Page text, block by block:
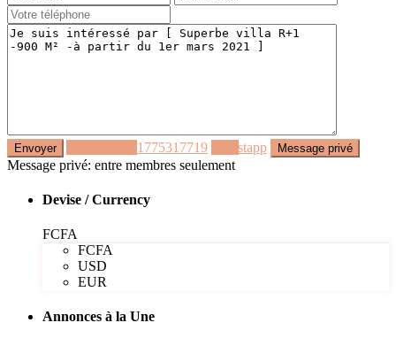
+221775317719
Whastapp
Message privé: entre membres seulement
Devise / Currency
FCFA
FCFA
USD
EUR
Annonces à la Une